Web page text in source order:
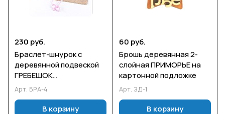
230 руб.
Браслет-шнурок с
деревянной подвеской
ГРЕБЕШОК
ВЛАДИВОСТОК с
гравировкой 20 см .
Упаковка: ПП пакет.
Арт. БРА-4
В корзину
60 руб.
Брошь деревянная 2-
слойная ПРИМОРЬЕ на
картонной подложке
Арт. ЗД-1
В корзину